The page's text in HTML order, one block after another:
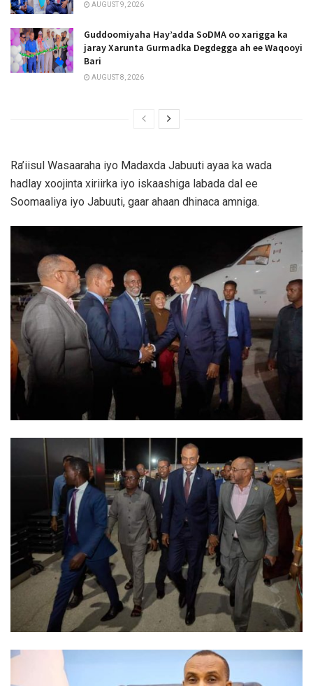
AUGUST 9, 2026
Guddoomiyaha Hay’adda SoDMA oo xarigga ka
jaray Xarunta Gurmadka Degdegga ah ee Waqooyi
Bari
AUGUST 8, 2026
Ra’iisul Wasaaraha iyo Madaxda Jabuuti ayaa ka wada
hadlay xoojinta xiriirka iyo iskaashiga labada dal ee
Soomaaliya iyo Jabuuti, gaar ahaan dhinaca amniga.